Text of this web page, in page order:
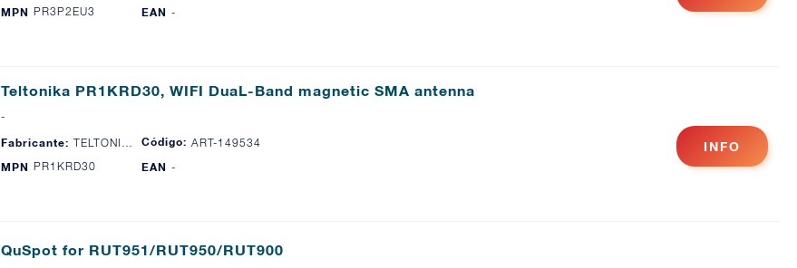
MPN PR3P2EU3 EAN -
Teltonika PR1KRD30, WIFI DuaL-Band magnetic SMA antenna
-
Fabricante:
Código: ART-149534
MPN PR1KRD30 EAN -
INFO
QuSpot for RUT951/RUT950/RUT900